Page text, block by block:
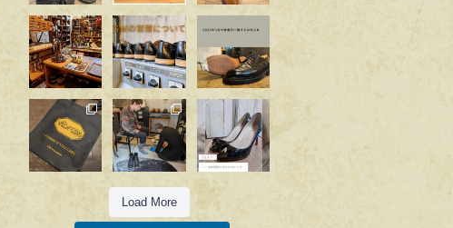
apego_handma
de_shoemaker
6月 2
apego_handma
de_shoemaker
4月 25
apego_handma
4月 1
apego_handma
de_shoemaker
3月 14
apego_handma
de_shoemaker
2月 21
apego_handma
de_shoemaker
2月 17
Load More